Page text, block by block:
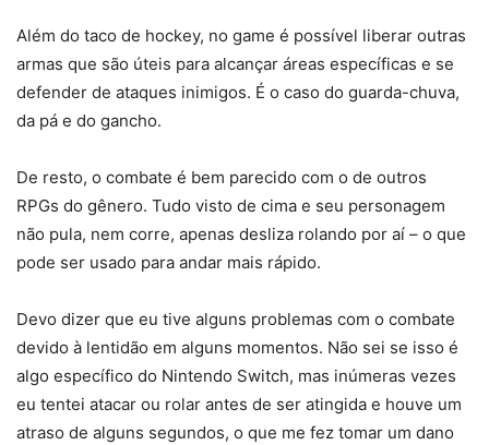
Além do taco de hockey, no game é possível liberar outras
armas que são úteis para alcançar áreas específicas e se
defender de ataques inimigos. É o caso do guarda-chuva,
da pá e do gancho.
De resto, o combate é bem parecido com o de outros
RPGs do gênero. Tudo visto de cima e seu personagem
não pula, nem corre, apenas desliza rolando por aí – o que
pode ser usado para andar mais rápido.
Devo dizer que eu tive alguns problemas com o combate
devido à lentidão em alguns momentos. Não sei se isso é
algo específico do Nintendo Switch, mas inúmeras vezes
eu tentei atacar ou rolar antes de ser atingida e houve um
atraso de alguns segundos, o que me fez tomar um dano